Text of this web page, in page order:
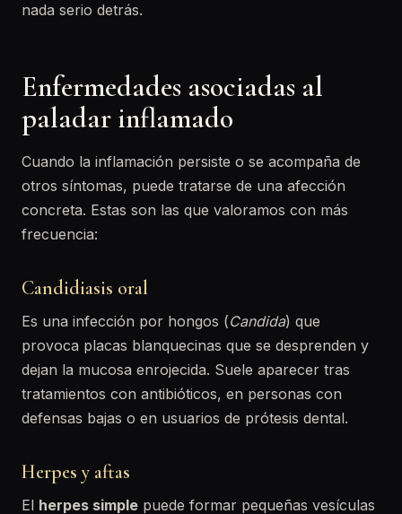
nada serio detrás.
Enfermedades asociadas al
paladar inflamado
Cuando la inflamación persiste o se acompaña de
otros síntomas, puede tratarse de una afección
concreta. Estas son las que valoramos con más
frecuencia:
Candidiasis oral
Es una infección por hongos (Candida) que
provoca placas blanquecinas que se desprenden y
dejan la mucosa enrojecida. Suele aparecer tras
tratamientos con antibióticos, en personas con
defensas bajas o en usuarios de prótesis dental.
Herpes y aftas
El herpes simple puede formar pequeñas vesículas